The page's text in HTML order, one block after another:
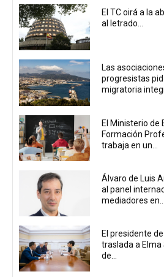
El TC oirá a la
al letrado...
Las
progresistas
migratoria
El Ministerio de
Formación
trabaja en un...
Álvaro de Luis
al panel
mediadores en...
El presidente
traslada a Elma
de...